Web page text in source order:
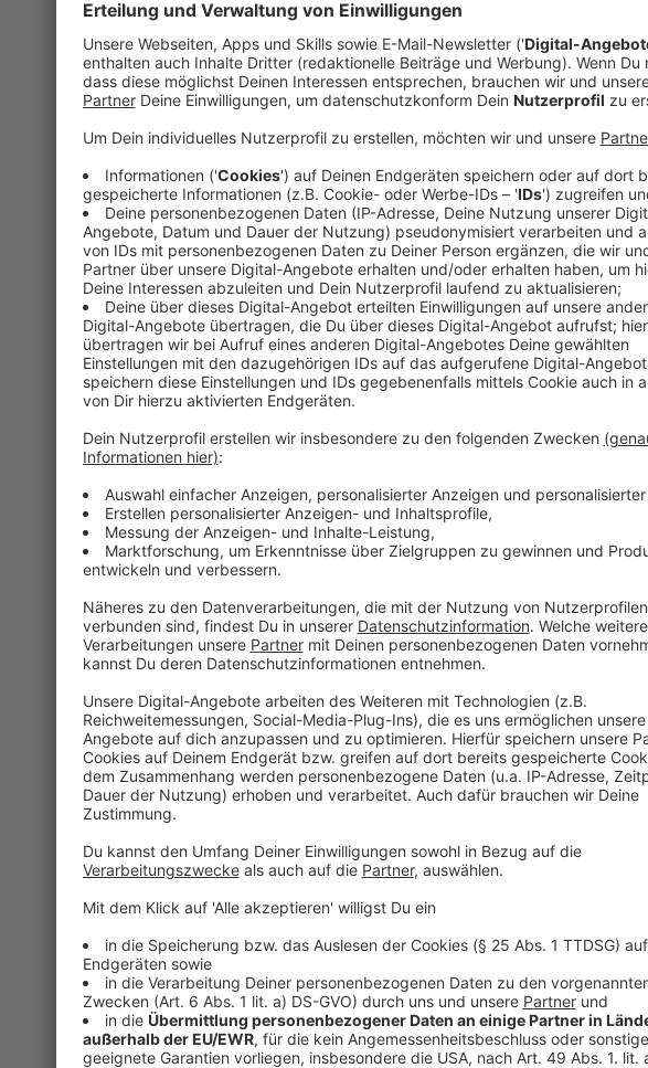
Anzeige
Von Ost nach West
Die Bundesstraße 7 führt von Rochlitz in Sachsen
(nahe der niederländischen Grenze bei Nettetal).
geht von Sachsen aus quer durch ganz Thüringen,
nach West durch NRW. Rochlitz und Nettetal, die
Partnerstädte.
Die B7 folgt auf ihrem Weg dem Verlauf
gehören die historischen römischen Straßen Via
und die Handelsverbindungen der Hansestädte. Die
dadurch deutlich, dass sie in vielen Orten bis heute
„Berliner Straße“ (bzw. - Allee) führt.
Ab dem 18.Jahrhundert wurde die heutige B7 zur
Beispiel der Weg von Wuppertal nach Hagen
ersten durchgehend für Pferdekutschen
Straßenverbindungen in ganz Deutschland. 1932
ausgebaut. Auf Teilstrecken ist die B7 inzwischen
Auf anderen kurzen Teilstrecken wurde sie durch
heute bleibt der Streckenverlauf der B7 aber eine
Fernverbindungen quer durch Deutschland.
Anzeige
Das Projekt
Anzeige
Für unser Sendegebiet in Wuppertal ist die
durchquert die gesamte Stadt, weitgehend als sog.
Schwebebahn. Das Rechercheprojekt soll deutlich
wichtige innerstädtische Verbindung darstellt,
eine Art „Tor zur Welt“. Chefredakteur Georg Rose